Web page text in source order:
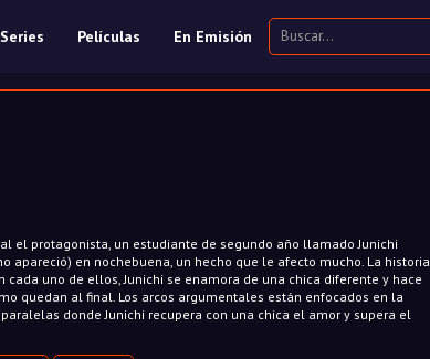
Series Películas En Emisión
el protagonista, un estudiante de segundo año llamado Junichi
apareció) en nochebuena, un hecho que le afecto mucho. La historia
uno de ellos, Junichi se enamora de una chica diferente y hace
quedan al final. Los arcos argumentales están enfocados en la
donde Junichi recupera con una chica el amor y supera el